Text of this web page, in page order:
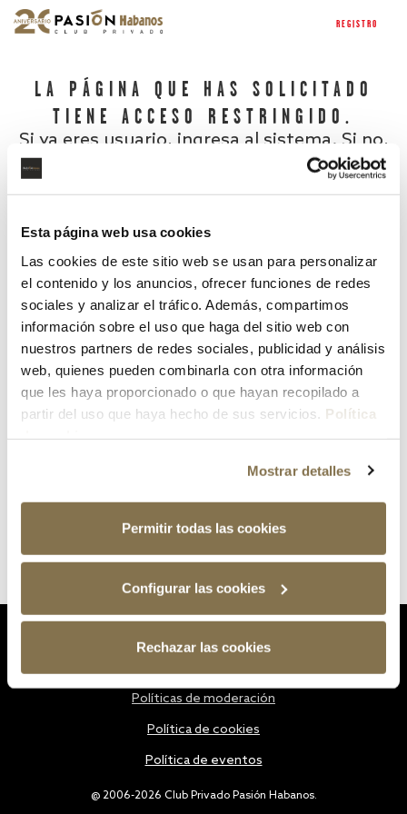
Esta página web usa cookies
Las cookies de este sitio web se usan para personalizar
el contenido y los anuncios, ofrecer funciones de redes
sociales y analizar el tráfico. Además, compartimos
información sobre el uso que haga del sitio web con
nuestros partners de redes sociales, publicidad y análisis
web, quienes pueden combinarla con otra información
que les haya proporcionado o que hayan recopilado a
partir del uso que haya hecho de sus servicios. Política
Mostrar detalles
Permitir todas las cookies
Configurar las cookies
Rechazar las cookies
REGISTRO
LA PÁGINA QUE HAS SOLICITADO
TIENE ACCESO RESTRINGIDO.
Si ya eres usuario, ingresa al sistema. Si no,
¿Has olvidado tu contraseña?
@ 2006-2026 Club Privado Pasión Habanos.
Políticas de moderación
Política de cookies
Política de eventos